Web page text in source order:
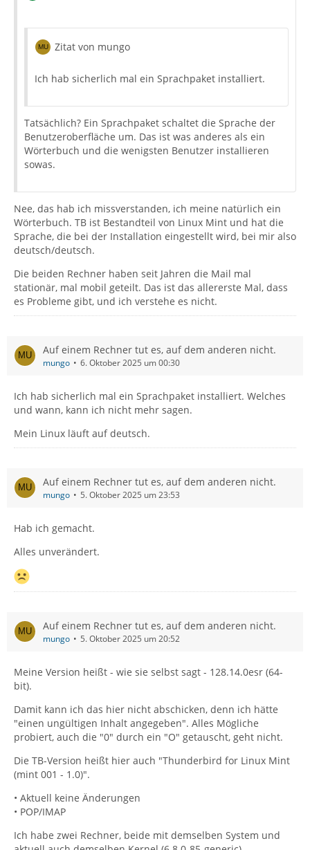
Zitat von mungo
Ich hab sicherlich mal ein Sprachpaket installiert.
Tatsächlich? Ein Sprachpaket schaltet die Sprache der
Benutzeroberfläche um. Das ist was anderes als ein
Wörterbuch und die wenigsten Benutzer installieren
sowas.
Nee, das hab ich missverstanden, ich meine natürlich ein
Wörterbuch. TB ist Bestandteil von Linux Mint und hat die
Sprache, die bei der Installation eingestellt wird, bei mir also
deutsch/deutsch.
Die beiden Rechner haben seit Jahren die Mail mal
stationär, mal mobil geteilt. Das ist das allererste Mal, dass
es Probleme gibt, und ich verstehe es nicht.
Auf einem Rechner tut es, auf dem anderen nicht.
mungo 6. Oktober 2025 um 00:30
Ich hab sicherlich mal ein Sprachpaket installiert. Welches
und wann, kann ich nicht mehr sagen.
Mein Linux läuft auf deutsch.
Auf einem Rechner tut es, auf dem anderen nicht.
mungo 5. Oktober 2025 um 23:53
Hab ich gemacht.
Alles unverändert.
Auf einem Rechner tut es, auf dem anderen nicht.
mungo 5. Oktober 2025 um 20:52
Meine Version heißt - wie sie selbst sagt - 128.14.0esr (64-
bit).
Damit kann ich das hier nicht abschicken, denn ich hätte
"einen ungültigen Inhalt angegeben". Alles Mögliche
probiert, auch die "0" durch ein "O" getauscht, geht nicht.
Die TB-Version heißt hier auch "Thunderbird for Linux Mint
(mint 001 - 1.0)".
• Aktuell keine Änderungen
• POP/IMAP
Ich habe zwei Rechner, beide mit demselben System und